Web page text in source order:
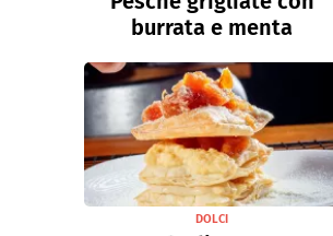
burrata e menta
DOLCI